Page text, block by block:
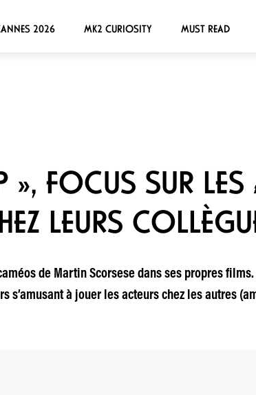
2026 MK2 CURIOSITY MUST READ
», FOCUS SUR
LEURS
de Martin Scorsese dans ses propres
s’amusant à jouer les acteurs chez les autres